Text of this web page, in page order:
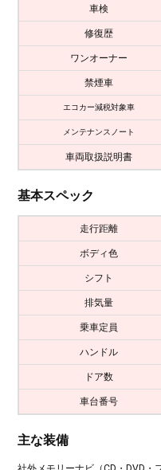
車検
修復歴
ワンオーナー
禁煙車
エコカー減税対象車
メンテナンスノート
車両取扱説明書
基本スペック
走行距離
ボディ色
シフト
排気量
乗車定員
ハンドル
ドア数
車台番号
主な装備